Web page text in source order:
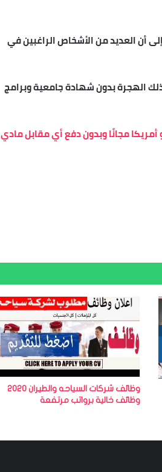
أن العديد من الأشخاص الراغبين في
إلى كندا بما في ذلك الهجرة بدون شهادة جامعية وبرامج
أمريكا مجانًا وبدون دفع أي مقابل مادي
وظائف شركات السياحه والطيران 2020
وظائف خالية برواتب مرتفعة